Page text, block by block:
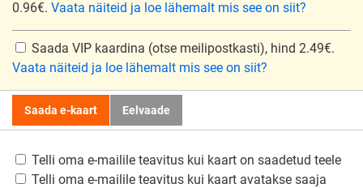
0.96€. Vaata näiteid ja loe lähemalt mis see on siit?
Saada VIP kaardina (otse meilipostkasti), hind 2.49€.
Vaata näiteid ja loe lähemalt mis see on siit?
Saada e-kaart Eelvaade
Telli oma e-mailile teavitus kui kaart on saadetud teele
Telli oma e-mailile teavitus kui kaart avatakse saaja